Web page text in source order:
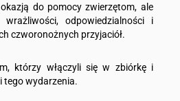
do pomocy zwierzętom, ale
odpowiedzialności i
czworonożnych przyjaciół.
którzy włączyli się w zbiórkę i
tego wydarzenia.